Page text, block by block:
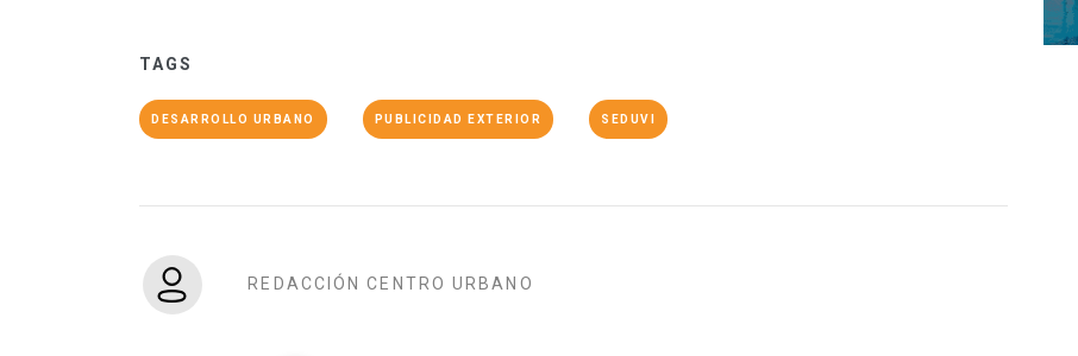
TAGS
DESARROLLO URBANO PUBLICIDAD EXTERIOR SEDUVI
REDACCIÓN CENTRO URBANO